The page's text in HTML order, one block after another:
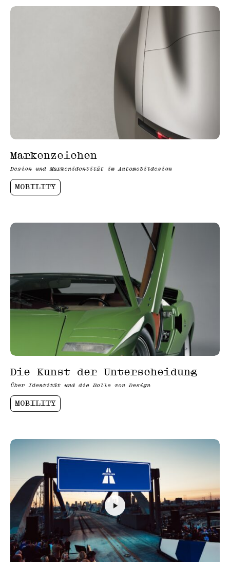
Markenzeichen
Design und Markenidentität im Automobildesign
MOBILITY
Die Kunst der Unterscheidung
Über Identität und die Rolle von Design
MOBILITY